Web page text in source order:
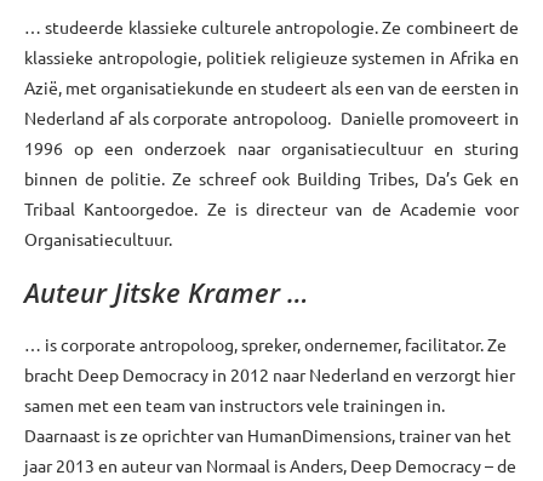
… studeerde klassieke culturele antropologie. Ze combineert de
klassieke antropologie, politiek religieuze systemen in Afrika en
Azië, met organisatiekunde en studeert als een van de eersten in
Nederland af als corporate antropoloog. Danielle promoveert in
1996 op een onderzoek naar organisatiecultuur en sturing
binnen de politie. Ze schreef ook Building Tribes, Da’s Gek en
Tribaal Kantoorgedoe. Ze is directeur van de Academie voor
Organisatiecultuur.
Auteur Jitske Kramer …
… is corporate antropoloog, spreker, ondernemer, facilitator. Ze
bracht Deep Democracy in 2012 naar Nederland en verzorgt hier
samen met een team van instructors vele trainingen in.
Daarnaast is ze oprichter van HumanDimensions, trainer van het
jaar 2013 en auteur van Normaal is Anders, Deep Democracy – de